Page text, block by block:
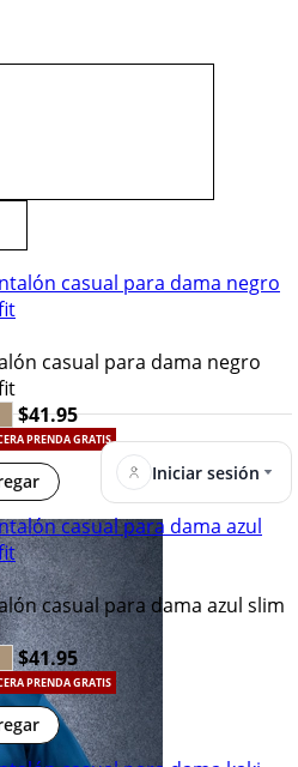
Iniciar sesión
casual para dama negro
$41.95
PRENDA GRATIS
casual para dama azul slim
$41.95
PRENDA GRATIS